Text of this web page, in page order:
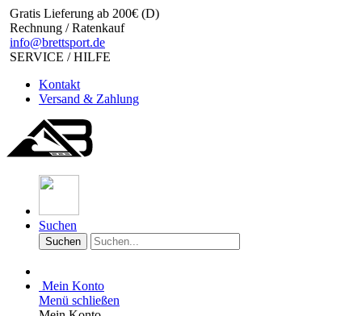
Gratis Lieferung ab 200€ (D)
Rechnung / Ratenkauf
info@brettsport.de
SERVICE / HILFE
Kontakt
Versand & Zahlung
Suchen
Suchen
Mein Konto
Menü schließen